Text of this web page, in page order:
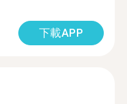
下載APP